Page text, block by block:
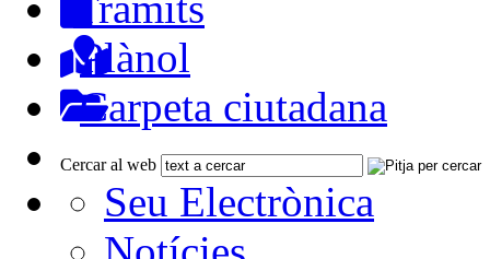
Plànol
Carpeta ciutadana
Cercar al web
Seu Electrònica